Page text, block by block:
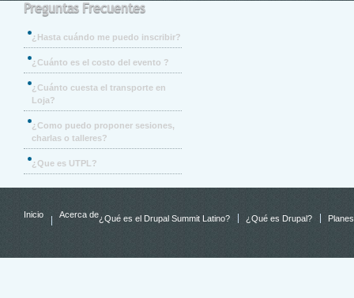
Preguntas Frecuentes
¿Hasta cuándo me puedo inscribir?
¿Cuánto es el costo del evento ?
¿Cuánto cuesta el transporte en
Loja?
¿Como puedo proponer sesiones,
charlas o talleres?
¿Que es UTPL?
Inicio Acerca de¿Qué es el Drupal Summit Latino? ¿Qué es Drupal?